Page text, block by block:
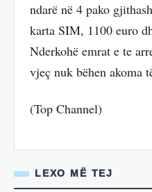
ndarë në 4 pako
karta SIM, 1100 euro
Nderkohë emrat e te
vjeç nuk bëhen akoma
(Top Channel)
LEXO MË TEJ